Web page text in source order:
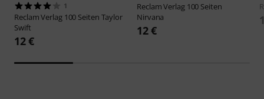
1
Reclam Verlag 100 Seiten Taylor
Swift
12 €
Reclam Verlag 100 Seiten
Nirvana
12 €